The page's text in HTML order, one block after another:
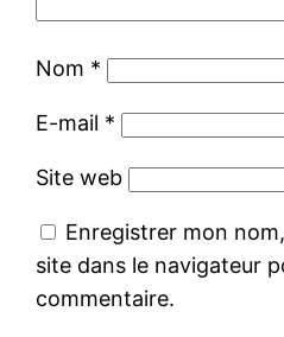
Nom *
E-mail *
Site web
Enregistrer mon
site dans le navigateur
commentaire.